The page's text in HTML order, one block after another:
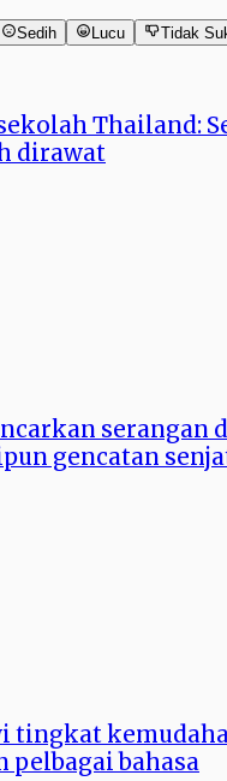
Sedih Lucu Tidak
Thailand:
dirawat
serangan
gencatan
tingkat
bahasa